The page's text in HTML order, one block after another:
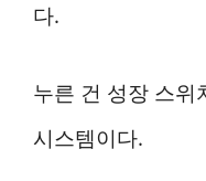
다.
누른 건 성장 스위
시스템이다.